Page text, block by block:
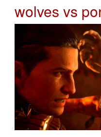
wolves vs